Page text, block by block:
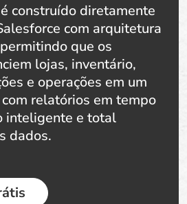
construído diretamente
com arquitetura
que os
lojas, inventário,
e operações em um
relatórios em tempo
inteligente e total
dados.